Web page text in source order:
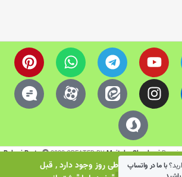
ارزی زیادی که در طی روز وجود دارد , قبل
Rokari Parts 2023 CREATED BYMojtaba Shaabani
با ما در واتساپ